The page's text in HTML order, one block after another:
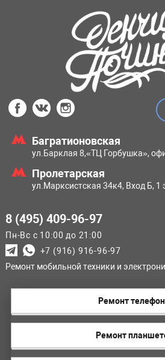
Багратионовская
ул.Барклая 8,«ТЦ Горбушка»,
Пролетарская
ул.Марксистская 34к4, Вход Б, 1
8 (495) 409-96-97
Пн-Вс с 10:00 до 21:00
+7 (916) 916-96-97
Ремонт мобильной техники и
Ремонт
Ремонт